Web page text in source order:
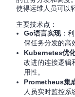
使得运维人员可以
主要技术点：
Go语言实现：
保任务分发的高
Kubernetes优
改进的连接逻辑
用性。
Prometheus集
人员实时监控系